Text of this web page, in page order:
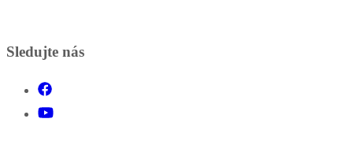
Sledujte nás